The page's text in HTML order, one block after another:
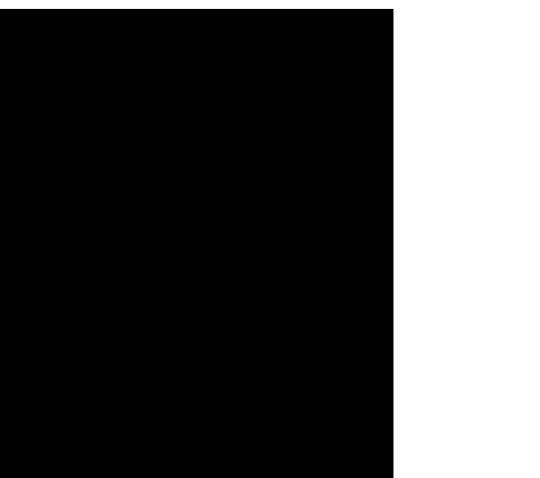
was:
is: